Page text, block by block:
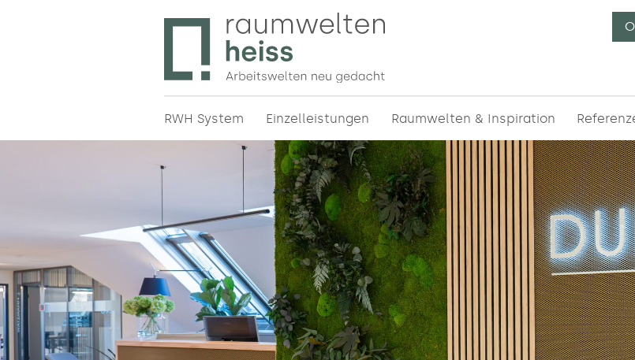
Raumweltenheiss – Bürodesign in München
Bürodesign in München – Professionelle Raumgliederungen | Beratung,
Büroeinrichtung ✔ Ergonomie ✔ etc.
RWH System Einzelleistungen Raumwelten & Inspiration